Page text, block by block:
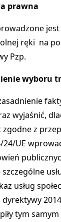
prawna
ręki na
Pzp.
wyboru
wyjaśnić,
z
UE
usług
dyrektywy
tym